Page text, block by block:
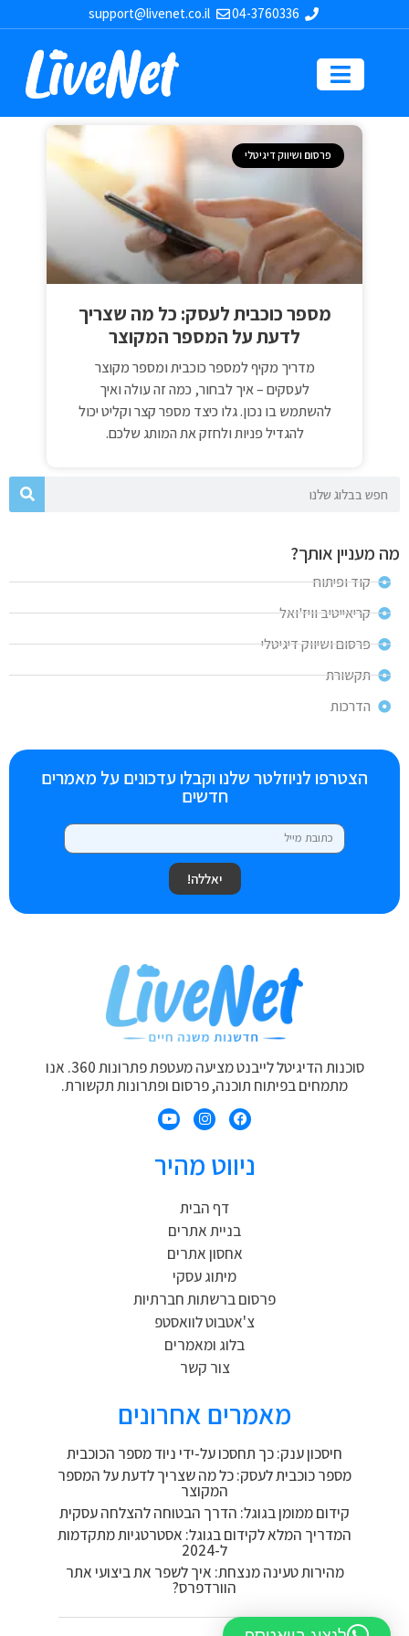
04-3760336
support@livenet.co.il
מה מעניין אותך?
קוד ופיתוח
קריאייטיב וויז'ואל
פרסום ושיווק דיגיטלי
תקשורת
הדרכות
הצטרפו לניוזלטר שלנו וקבלו עדכונים על מאמרים
חדשים
יאללה!
פרסום ושיווק דיגיטלי
מספר כוכבית לעסק: כל מה שצריך
לדעת על המספר המקוצר
מדריך מקיף למספר כוכבית ומספר מקוצר
לעסקים – איך לבחור, כמה זה עולה ואיך
להשתמש בו נכון. גלו כיצד מספר קצר וקליט יכול
להגדיל פניות ולחזק את המותג שלכם.
סוכנות הדיגיטל לייבנט מציעה מעטפת פתרונות 360. אנו
מתמחים בפיתוח תוכנה, פרסום ופתרונות תקשורת.
ניווט מהיר
דף הבית
בניית אתרים
אחסון אתרים
מיתוג עסקי
פרסום ברשתות חברתיות
צ'אטבוט לוואסטפ
בלוג ומאמרים
צור קשר
מאמרים אחרונים
חיסכון ענק: כך תחסכו על-ידי ניוד מספר הכוכבית
מספר כוכבית לעסק: כל מה שצריך לדעת על המספר
המקוצר
קידום ממומן בגוגל: הדרך הבטוחה להצלחה עסקית
המדריך המלא לקידום בגוגל: אסטרטגיות מתקדמות
ל-2024
מהירות טעינה מנצחת: איך לשפר את ביצועי אתר
הוורדפרס?